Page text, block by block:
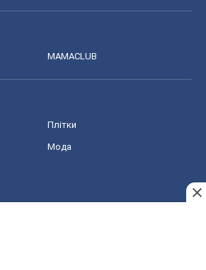
MAMACLUB
Плітки
Мода